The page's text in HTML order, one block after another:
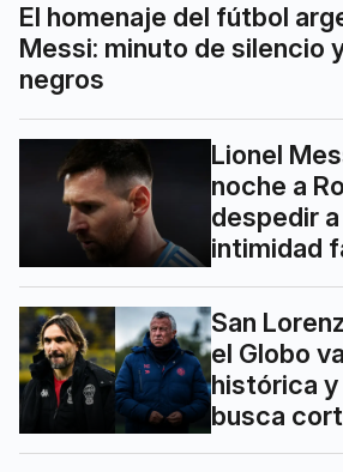
El homenaje del fútbol
Messi: minuto de silencio
negros
Lionel
noche a
despedir
intimidad
San
el Globo
histórica y
busca